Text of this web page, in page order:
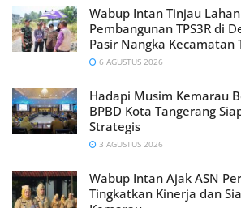
Wabup Intan Tinjau
Pembangunan TPS3R di
Pasir Nangka Kecamatan
6 AGUSTUS 2026
Hadapi Musim Kemarau
BPBD Kota Tangerang
Strategis
3 AGUSTUS 2026
Wabup Intan Ajak ASN
Tingkatkan Kinerja dan